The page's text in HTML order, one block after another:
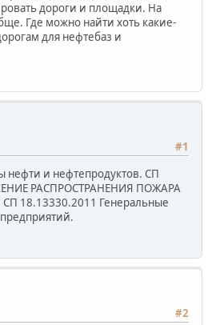
дороги и площадки. На
Где можно найти хоть какие-
для нефтебаз и
#1
нефти и нефтепродуктов. СП
РАСПРОСТРАНЕНИЯ ПОЖАРА
18.13330.2011 Генеральные
#2